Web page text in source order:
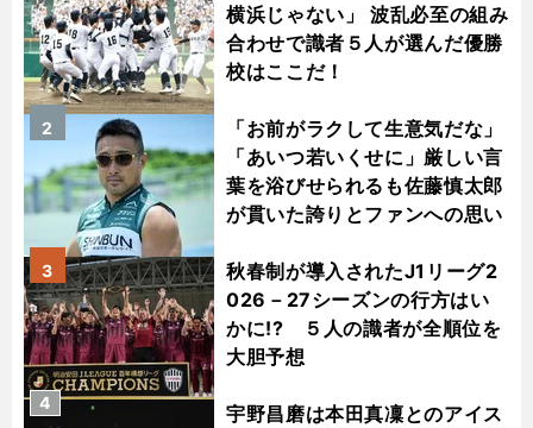
横浜じゃない」 波乱必至の組み
合わせで識者５人が選んだ優勝
校はここだ！
「お前がラクして生意気だな」
「あいつ若いくせに」厳しい言
葉を浴びせられるも佐藤慎太郎
が貫いた誇りとファンへの思い
2
秋春制が導入されたJ1リーグ2
026－27シーズンの行方はい
かに!? ５人の識者が全順位を
大胆予想
3
宇野昌磨は本田真凜とのアイス
4